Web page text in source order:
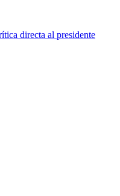
directa al presidente